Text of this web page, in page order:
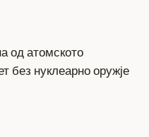
од атомското
без нуклеарно оружје